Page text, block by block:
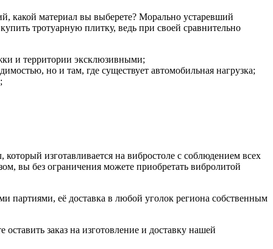
какой материал вы выберете? Морально устаревший
тротуарную плитку, ведь при своей сравнительно
и территории эксклюзивными;
но и там, где существует автомобильная нагрузка;
изготавливается на вибростоле с соблюдением всех
вы без ограничения можете приобретать вибролитой
её доставка в любой уголок региона собственным
заказ на изготовление и доставку нашей